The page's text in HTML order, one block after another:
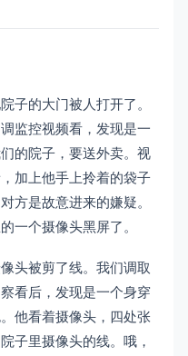
子的大门被人打开了。
监控视频看，发现是一
的院子，要送外卖。视
加上他手上拎着的袋子
方是故意进来的嫌疑。
一个摄像头黑屏了。
头被剪了线。我们调取
看后，发现是一个身穿
他看着摄像头，四处张
子里摄像头的线。哦，